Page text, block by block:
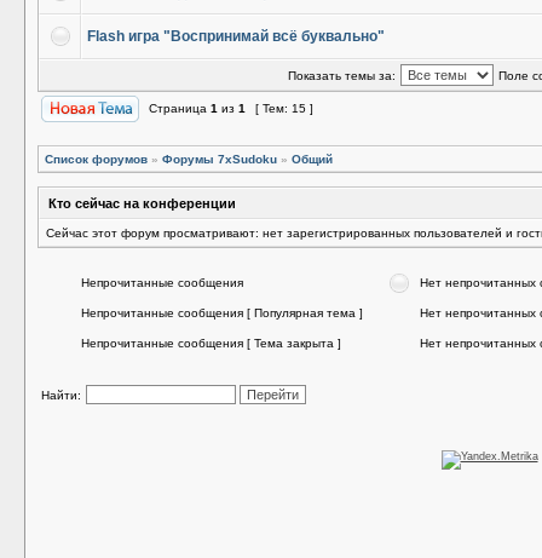
Flash игра "Воспринимай всё буквально"
Показать темы за: Поле
Страница 1 из 1 [ Тем: 15 ]
Список форумов » Форумы 7xSudoku » Общий
Кто сейчас на конференции
Сейчас этот форум просматривают: нет зарегистрированных пользователей и
Непрочитанные сообщения Нет непрочитанных
Непрочитанные сообщения [ Популярная тема ] Нет непрочитанных
Непрочитанные сообщения [ Тема закрыта ] Нет непрочитанных
Найти: